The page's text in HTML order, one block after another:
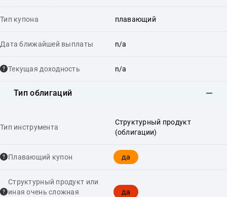
Тип купона плавающий
Дата ближайшей выплаты n/a
Текущая доходность n/a
Тип облигаций
Тип инструмента
Структурный продукт
(облигации)
Плавающий купон да
Структурный продукт или
иная очень сложная
да